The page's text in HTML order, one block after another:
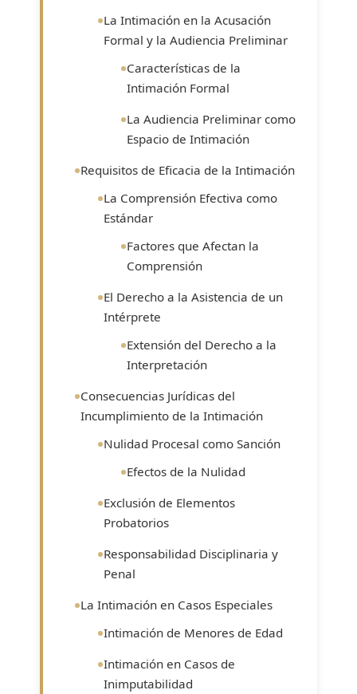
La Intimación en la Acusación
Formal y la Audiencia Preliminar
Características de la
Intimación Formal
La Audiencia Preliminar como
Espacio de Intimación
Requisitos de Eficacia de la Intimación
La Comprensión Efectiva como
Estándar
Factores que Afectan la
Comprensión
El Derecho a la Asistencia de un
Intérprete
Extensión del Derecho a la
Interpretación
Consecuencias Jurídicas del
Incumplimiento de la Intimación
Nulidad Procesal como Sanción
Efectos de la Nulidad
Exclusión de Elementos
Probatorios
Responsabilidad Disciplinaria y
Penal
La Intimación en Casos Especiales
Intimación de Menores de Edad
Intimación en Casos de
Inimputabilidad